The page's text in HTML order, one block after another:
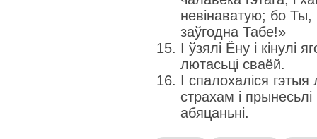
невінаватую; бо Ты,
заўгодна Табе!»
І ўзялі Ёну і кінулі
лютасьці сваёй.
І спалохаліся гэтыя
страхам і
абяцаньні.